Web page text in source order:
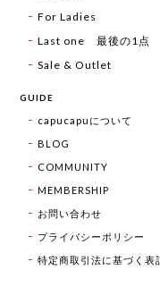
For Ladies
Last one 最後の1点
Sale & Outlet
GUIDE
capucapuについて
BLOG
COMMUNITY
MEMBERSHIP
お問い合わせ
プライバシーポリシー
特定商取引法に基づく表